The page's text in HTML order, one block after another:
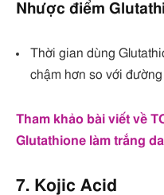
Nhược điểm
Thời gian dùng
chậm hơn so với
Tham khảo bài viết về
Glutathione làm trắng
7. Kojic Acid